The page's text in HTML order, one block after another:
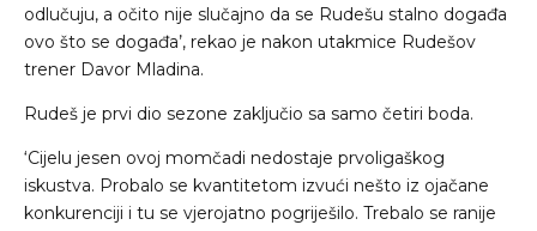
odlučuju, a očito nije slučajno da se Rudešu stalno događa
ovo što se događa’, rekao je nakon utakmice Rudešov
trener Davor Mladina.
Rudeš je prvi dio sezone zaključio sa samo četiri boda.
‘Cijelu jesen ovoj momčadi nedostaje prvoligaškog
iskustva. Probalo se kvantitetom izvući nešto iz ojačane
konkurenciji i tu se vjerojatno pogriješilo. Trebalo se ranije